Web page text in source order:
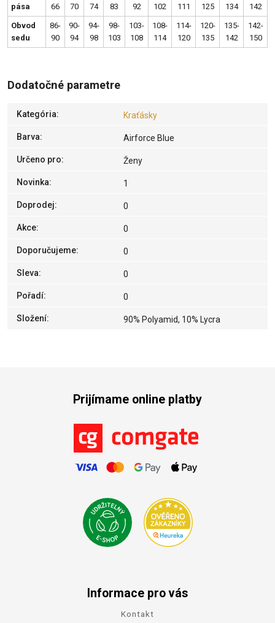
pása
66
70
74
83
92
102
111
125
134
142
Obvod
sedu
86-
90
90-
94
94-
98
98-
103
103-
108
108-
114
114-
120
120-
135
135-
142
142-
150
Dodatočné parametre
Kategória: Kraťásky
Barva: Airforce Blue
Určeno pro: Ženy
Novinka: 1
Doprodej: 0
Akce: 0
Doporučujeme: 0
Sleva: 0
Pořadí: 0
Složení: 90% Polyamid, 10% Lycra
Prijímame online platby
Informace pro vás
Kontakt